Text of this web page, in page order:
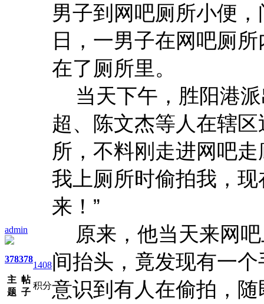
admin
378
主
题
378
帖
子
1408
积分
男子到网吧厕所小便
日，一男子在网吧厕
在了厕所里。
当天下午，胜阳港派
超、陈文杰等人在辖
所，不料刚走进网吧
我上厕所时偷拍我，
来！”
原来，他当天来网吧
间抬头，竟发现有一
意识到有人在偷拍，